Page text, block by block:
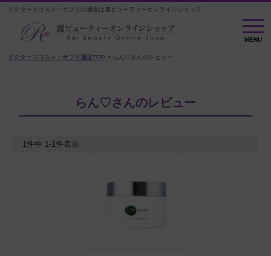
ドクターズコスメ・サプリの通販は麗ビューティーオンラインショップ
MENU
MENU
ドクターズコスメ・サプリ通販TOP らん♡さんのレビュー
らん♡さんのレビュー
1件中 1-1件表示